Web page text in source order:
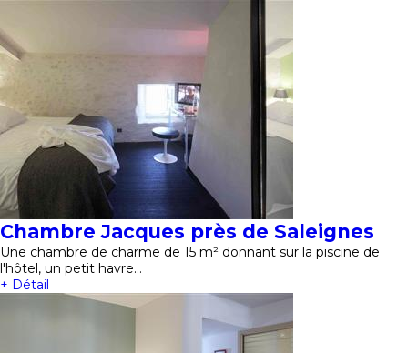
Chambre Jacques près de Saleignes
Une chambre de charme de 15 m² donnant sur la piscine de
l'hôtel, un petit havre…
+ Détail